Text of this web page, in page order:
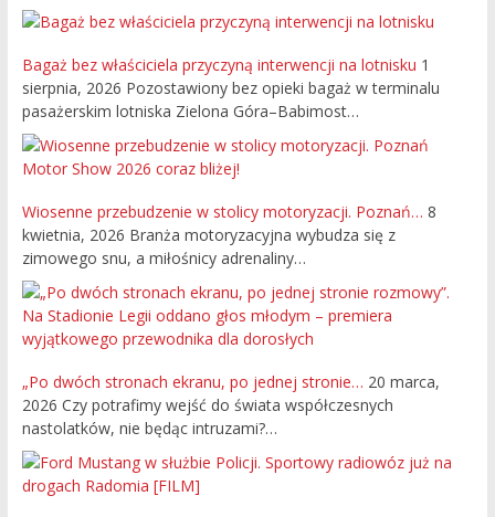
Bagaż bez właściciela przyczyną interwencji na lotnisku 1
sierpnia, 2026 Pozostawiony bez opieki bagaż w terminalu
pasażerskim lotniska Zielona Góra–Babimost…
Wiosenne przebudzenie w stolicy motoryzacji. Poznań… 8
kwietnia, 2026 Branża motoryzacyjna wybudza się z
zimowego snu, a miłośnicy adrenaliny…
„Po dwóch stronach ekranu, po jednej stronie… 20 marca,
2026 Czy potrafimy wejść do świata współczesnych
nastolatków, nie będąc intruzami?…